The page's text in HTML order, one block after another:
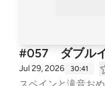
#057 ダブルイ
Jul 29, 2026 30:41